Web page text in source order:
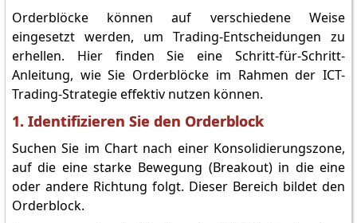
Orderblöcke können auf verschiedene Weise
eingesetzt werden, um Trading-Entscheidungen zu
erhellen. Hier finden Sie eine Schritt-für-Schritt-
Anleitung, wie Sie Orderblöcke im Rahmen der ICT-
Trading-Strategie effektiv nutzen können.
1. Identifizieren Sie den Orderblock
Suchen Sie im Chart nach einer Konsolidierungszone,
auf die eine starke Bewegung (Breakout) in die eine
oder andere Richtung folgt. Dieser Bereich bildet den
Orderblock.